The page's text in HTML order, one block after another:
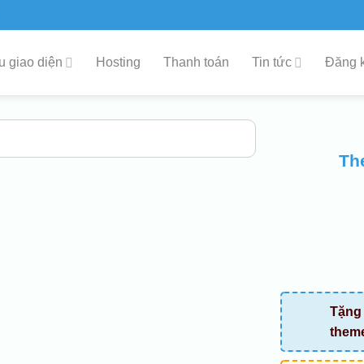
giao diện Hosting Thanh toán Tin tức Đăng